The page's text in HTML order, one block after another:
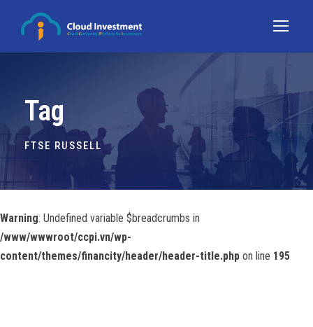
Tag
FTSE RUSSELL
Warning: Undefined variable $breadcrumbs in
/www/wwwroot/ccpi.vn/wp-
content/themes/financity/header/header-title.php on line 195